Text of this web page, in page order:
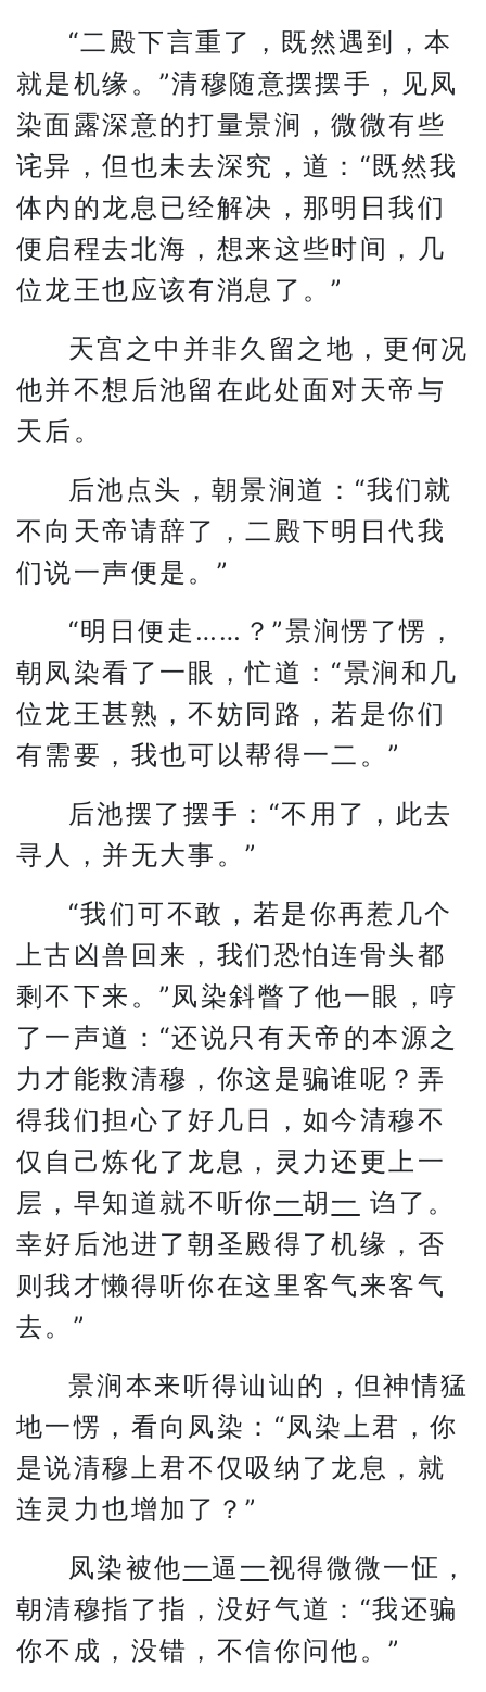
“二殿下言重了，既然遇到，本
就是机缘。”清穆随意摆摆手，见凤
染面露深意的打量景涧，微微有些
诧异，但也未去深究，道：“既然我
体内的龙息已经解决，那明日我们
便启程去北海，想来这些时间，几
位龙王也应该有消息了。”
天宫之中并非久留之地，更何况
他并不想后池留在此处面对天帝与
天后。
后池点头，朝景涧道：“我们就
不向天帝请辞了，二殿下明日代我
们说一声便是。”
“明日便走……？”景涧愣了愣，
朝凤染看了一眼，忙道：“景涧和几
位龙王甚熟，不妨同路，若是你们
有需要，我也可以帮得一二。”
后池摆了摆手：“不用了，此去
寻人，并无大事。”
“我们可不敢，若是你再惹几个
上古凶兽回来，我们恐怕连骨头都
剩不下来。”凤染斜瞥了他一眼，哼
了一声道：“还说只有天帝的本源之
力才能救清穆，你这是骗谁呢？弄
得我们担心了好几日，如今清穆不
仅自己炼化了龙息，灵力还更上一
层，早知道就不听你一胡一 诌了。
幸好后池进了朝圣殿得了机缘，否
则我才懒得听你在这里客气来客气
去。”
景涧本来听得讪讪的，但神情猛
地一愣，看向凤染：“凤染上君，你
是说清穆上君不仅吸纳了龙息，就
连灵力也增加了？”
凤染被他一逼一视得微微一怔，
朝清穆指了指，没好气道：“我还骗
你不成，没错，不信你问他。”